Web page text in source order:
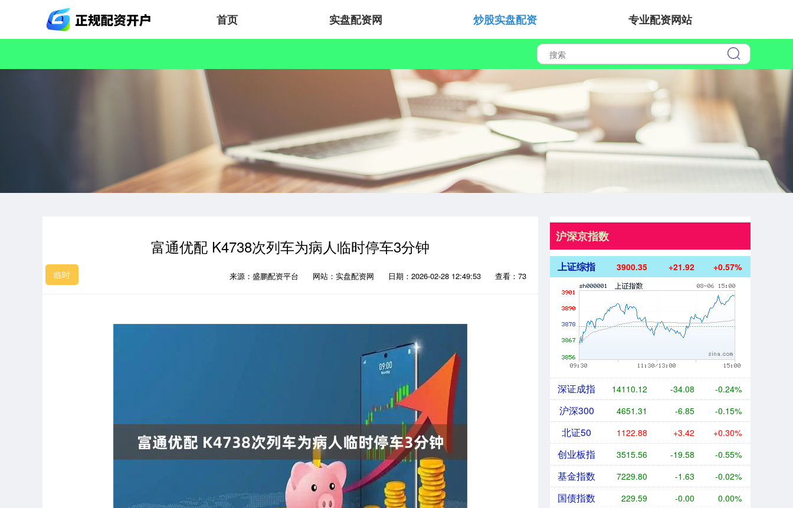
首页 实盘配资网 炒股实盘配资 专业配资网站
富通优配 K4738次列车为病人临时停车3分钟
临时 来源：盛鹏配资平台 网站：实盘配资网 日期：2026-02-28 12:49:53 查看：73
沪深京指数
上证综指 3900.35 +21.92 +0.57%
深证成指 14110.12 -34.08 -0.24%
沪深300 4651.31 -6.85 -0.15%
北证50 1122.88 +3.42 +0.30%
创业板指 3515.56 -19.58 -0.55%
基金指数 7229.80 -1.63 -0.02%
国债指数 229.59 -0.00 0.00%